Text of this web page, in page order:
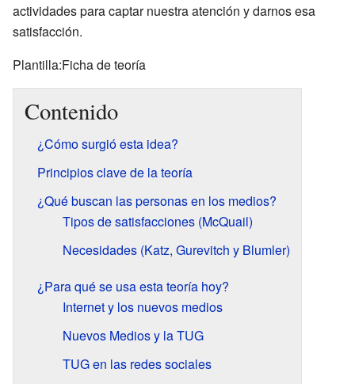
actividades para captar nuestra atención y darnos esa
satisfacción.
Plantilla:Ficha de teoría
Contenido
¿Cómo surgió esta idea?
Principios clave de la teoría
¿Qué buscan las personas en los medios?
Tipos de satisfacciones (McQuail)
Necesidades (Katz, Gurevitch y Blumler)
¿Para qué se usa esta teoría hoy?
Internet y los nuevos medios
Nuevos Medios y la TUG
TUG en las redes sociales